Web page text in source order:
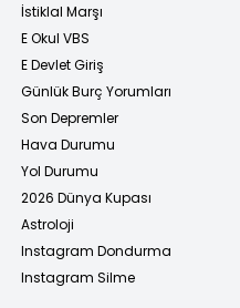
İstiklal Marşı
E Okul VBS
E Devlet Giriş
Günlük Burç Yorumları
Son Depremler
Hava Durumu
Yol Durumu
2026 Dünya Kupası
Astroloji
Instagram Dondurma
Instagram Silme